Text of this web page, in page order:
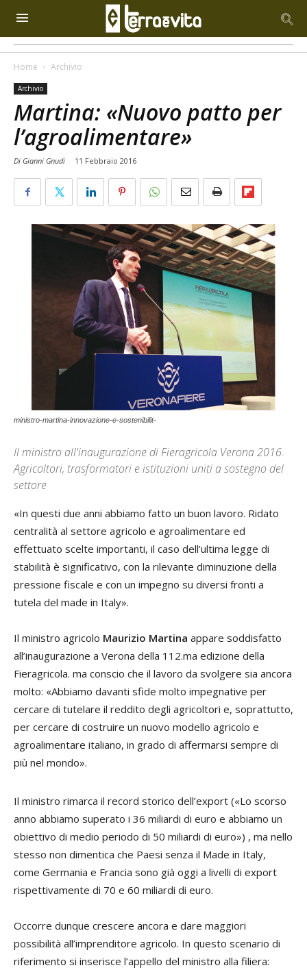
Home Archivio
Archivio
Martina: «Nuovo patto per
l’agroalimentare»
Di Gianni Gnudi - 11 Febbraio 2016
ministro-martina-innovazione-e-sostenibilit-
Il ministro all'inaugurazione di Fieragricola Verona 2016.
Agricoltori, trasformatori e istituzioni uniti a sostegno del
settore
«In questi due anni abbiamo fatto un buon lavoro. Ridato
centralità al settore agricolo e agroalimentare ed
effettuato scelte importanti, il caso dell’ultima legge di
stabilità è significativo, con la rilevante diminuzione della
pressione fiscale e con un impegno su diversi fronti a
tutela del made in Italy».
Il ministro agricolo Maurizio Martina appare soddisfatto
all’inaugurazione a Verona della 112.ma edizione della
Fieragricola. ma conscio che il lavoro da svolgere sia ancora
molto: «Abbiamo davanti sfide molto impegnative per
cercare di tutelare il reddito degli agricoltori e, soprattutto,
per cercare di costruire un nuovo modello agricolo e
agroalimentare italiano, in grado di affermarsi sempre di
più nel mondo».
Il ministro rimarca il record storico dell’export («Lo scorso
anno abbiamo superato i 36 miliardi di euro e abbiamo un
obiettivo di medio periodo di 50 miliardi di euro») , ma nello
stesso non dimentica che Paesi senza il Made in Italy,
come Germania e Francia sono già oggi a livelli di export
rispettivamente di 70 e 60 miliardi di euro.
Occorre dunque crescere ancora e dare maggiori
possibilità all’imprenditore agricolo. In questo scenario di
riferimento si inserisce l’appello del ministro alla filiera: